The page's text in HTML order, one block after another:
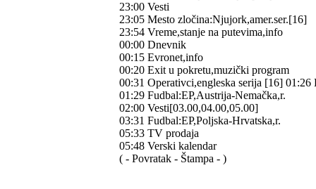
23:00 Vesti
23:05 Mesto zločina:Njujork,amer.ser.[16]
23:54 Vreme,stanje na putevima,info
00:00 Dnevnik
00:15 Evronet,info
00:20 Exit u pokretu,muzički program
00:31 Operativci,engleska serija [16] 01:26
01:29 Fudbal:EP,Austrija-Nemačka,r.
02:00 Vesti[03.00,04.00,05.00]
03:31 Fudbal:EP,Poljska-Hrvatska,r.
05:33 TV prodaja
05:48 Verski kalendar
( - Povratak - Štampa - )